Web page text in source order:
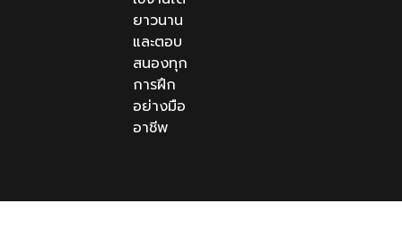
ยาวนาน
และตอบ
สนองทุก
การฝึก
อย่างมือ
อาชีพ